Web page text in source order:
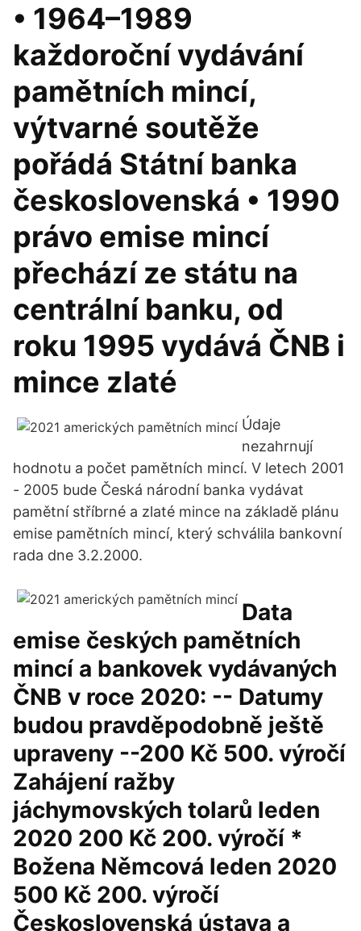
• 1964–1989
každoroční vydávání
pamětních mincí,
výtvarné soutěže
pořádá Státní banka
československá • 1990
právo emise mincí
přechází ze státu na
centrální banku, od
roku 1995 vydává ČNB i
mince zlaté
Údaje
nezahrnují
hodnotu a počet pamětních mincí. V letech 2001
- 2005 bude Česká národní banka vydávat
pamětní stříbrné a zlaté mince na základě plánu
emise pamětních mincí, který schválila bankovní
rada dne 3.2.2000.
Data
emise českých pamětních
mincí a bankovek vydávaných
ČNB v roce 2020: -- Datumy
budou pravděpodobně ještě
upraveny --200 Kč 500. výročí
Zahájení ražby
jáchymovských tolarů leden
2020 200 Kč 200. výročí *
Božena Němcová leden 2020
500 Kč 200. výročí
Československá ústava a